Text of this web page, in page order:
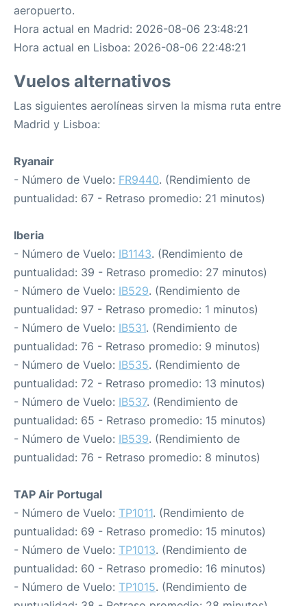
aeropuerto.
Hora actual en Madrid: 2026-08-06 23:48:21
Hora actual en Lisboa: 2026-08-06 22:48:21
Vuelos alternativos
Las siguientes aerolíneas sirven la misma ruta entre
Madrid y Lisboa:
Ryanair
- Número de Vuelo: FR9440. (Rendimiento de
puntualidad: 67 - Retraso promedio: 21 minutos)
Iberia
- Número de Vuelo: IB1143. (Rendimiento de
puntualidad: 39 - Retraso promedio: 27 minutos)
- Número de Vuelo: IB529. (Rendimiento de
puntualidad: 97 - Retraso promedio: 1 minutos)
- Número de Vuelo: IB531. (Rendimiento de
puntualidad: 76 - Retraso promedio: 9 minutos)
- Número de Vuelo: IB535. (Rendimiento de
puntualidad: 72 - Retraso promedio: 13 minutos)
- Número de Vuelo: IB537. (Rendimiento de
puntualidad: 65 - Retraso promedio: 15 minutos)
- Número de Vuelo: IB539. (Rendimiento de
puntualidad: 76 - Retraso promedio: 8 minutos)
TAP Air Portugal
- Número de Vuelo: TP1011. (Rendimiento de
puntualidad: 69 - Retraso promedio: 15 minutos)
- Número de Vuelo: TP1013. (Rendimiento de
puntualidad: 60 - Retraso promedio: 16 minutos)
- Número de Vuelo: TP1015. (Rendimiento de